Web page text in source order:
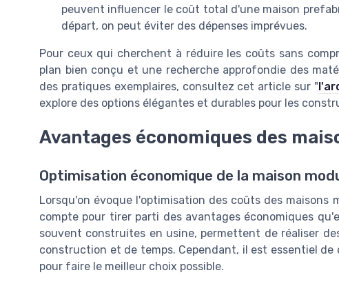
peuvent influencer le coût total d'une maison
départ, on peut éviter des dépenses imprévues.
Pour ceux qui cherchent à réduire les coûts sans
plan bien conçu et une recherche approfondie des
des pratiques exemplaires, consultez cet article sur "
explore des options élégantes et durables pour les
Avantages économiques des
Optimisation économique de la maison
Lorsqu'on évoque l'optimisation des coûts des maisons
compte pour tirer parti des avantages économiques
souvent construites en usine, permettent de réaliser
construction et de temps. Cependant, il est essentiel
pour faire le meilleur choix possible.